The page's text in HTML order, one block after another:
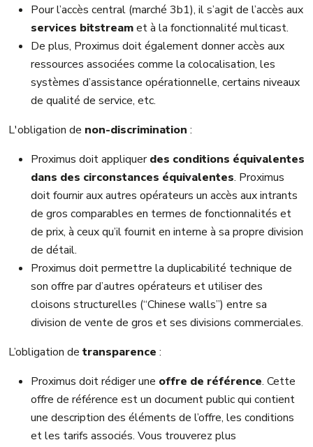
Pour l’accès central (marché 3b1), il s’agit de l’accès aux
services bitstreamet à la fonctionnalité multicast.
De plus, Proximus doit également donner accès aux
ressources associées comme la colocalisation, les
systèmes d’assistance opérationnelle, certains niveaux
de qualité de service, etc.
L'obligation de non-discrimination :
Proximus doit appliquerdes conditions équivalentes
dans des circonstances équivalentes. Proximus
doit fournir aux autres opérateurs un accès aux intrants
de gros comparables en termes de fonctionnalités et
de prix, à ceux qu’il fournit en interne à sa propre division
de détail.
Proximus doit permettre la duplicabilité technique de
son offre par d’autres opérateurs et utiliser des
cloisons structurelles (“Chinese walls”) entre sa
division de vente de gros et ses divisions commerciales.
L’obligation de transparence :
Proximus doit rédiger une offre de référence. Cette
offre de référence est un document public qui contient
une description des éléments de l’offre, les conditions
et les tarifs associés. Vous trouverez plus